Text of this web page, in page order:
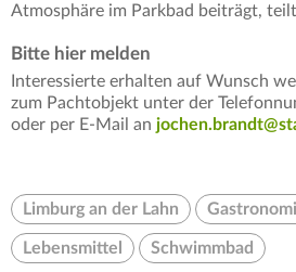
Atmosphäre im Parkbad beiträgt,
Bitte hier melden
Interessierte erhalten auf Wunsch
zum Pachtobjekt unter der
oder per E-Mail an
Limburg an der Lahn
Lebensmittel Schwimmbad